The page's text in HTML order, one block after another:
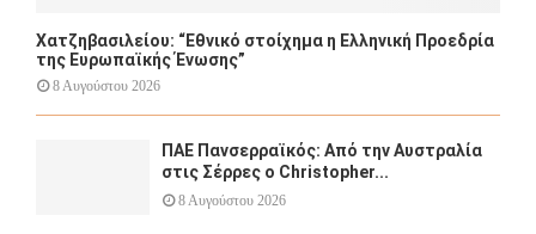
Χατζηβασιλείου: “Εθνικό στοίχημα η Ελληνική Προεδρία
της Ευρωπαϊκής Ένωσης”
8 Αυγούστου 2026
ΠΑΕ Πανσερραϊκός: Από την Αυστραλία
στις Σέρρες ο Christopher...
8 Αυγούστου 2026